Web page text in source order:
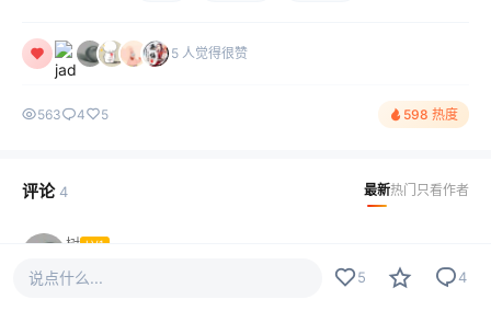
5 人觉得很赞
563 4 5 598 热度
评论4 最新热门 只看作者
树 LV1
你端坐在那里，我才知道我有多么浅薄，我曾忘情于两汉的
歌赋，我曾惊讶于唐宋诗词，也曾流连于宋元的曲牌。如今
说点什么... 5 4